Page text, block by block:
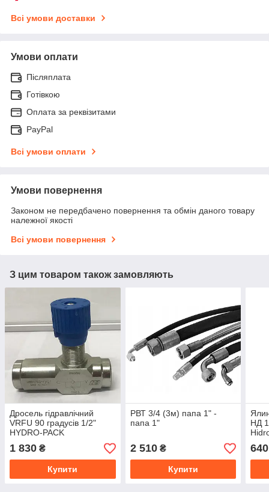
Всі умови доставки
Умови оплати
Післяплата
Готівкою
Оплата за реквізитами
PayPal
Всі умови оплати
Умови повернення
Законом не передбачено повернення та обмін даного товару
належної якості
Всі умови повернення
З цим товаром також замовляють
Дросель гідравлічний
VRFU 90 градусів 1/2"
HYDRO-PACK
1 830 ₴
Купити
РВТ 3/4 (3м) папа 1" -
папа 1"
2 510₴
Купити
НД
640